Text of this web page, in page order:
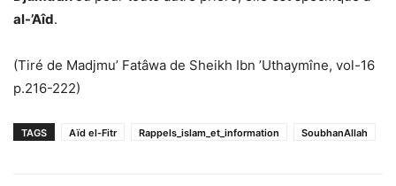
al-’Aîd.
(Tiré de Madjmu’ Fatâwa de Sheikh Ibn ’Uthaymîne, vol-16
p.216-222)
TAGS Aïd el-Fitr Rappels_islam_et_information SoubhanAllah